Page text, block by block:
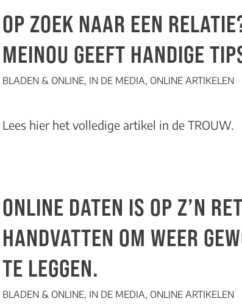
OP ZOEK NAAR EEN
MEINOU GEEFT HANDIGE
BLADEN & ONLINE, IN DE MEDIA, ONLINE ARTIKELEN
Lees hierhet volledige artikel in de TROUW.
ONLINE DATEN IS OP Z’N
HANDVATTEN OM WEER
TE LEGGEN.
BLADEN & ONLINE, IN DE MEDIA, ONLINE ARTIKELEN